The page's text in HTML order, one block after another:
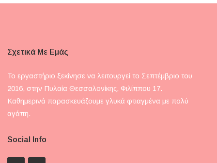
Σχετικά Με Εμάς
Το εργαστήριο ξεκίνησε να λειτουργεί το Σεπτέμβριο του
2016, στην Πυλαία Θεσσαλονίκης, Φιλίππου 17.
Καθημερινά παρασκευάζουμε γλυκά φτιαγμένα με πολύ
αγάπη.
Social Info